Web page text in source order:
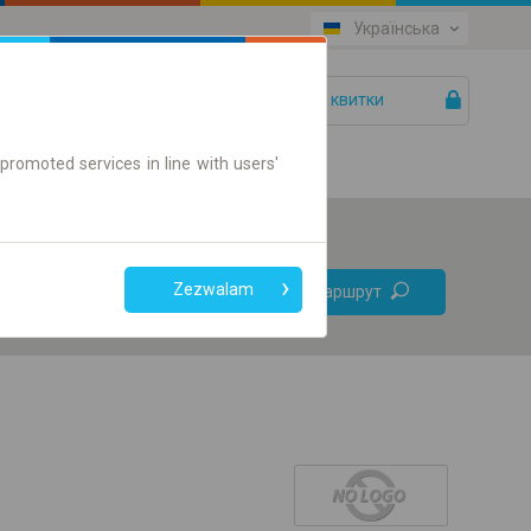
Українська
Ваші квитки
Тільки онлайн квиток
Знайти маршрут
+
services in line with users'
Zezwalam